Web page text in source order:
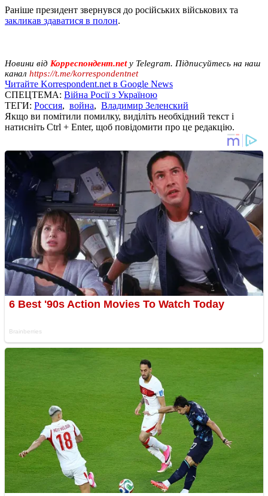
Раніше президент звернувся до російських військових та
закликав здаватися в полон.
Новини від Корреспондент.netу Telegram. Підписуйтесь на наш
канал https://t.me/korrespondentnet
Читайте Korrespondent.net в Google News
СПЕЦТЕМА: Війна Росії з Україною
ТЕГИ: Россия, война, Владимир Зеленский
Якщо ви помітили помилку, виділіть необхідний текст і
натисніть Ctrl + Enter, щоб повідомити про це редакцію.